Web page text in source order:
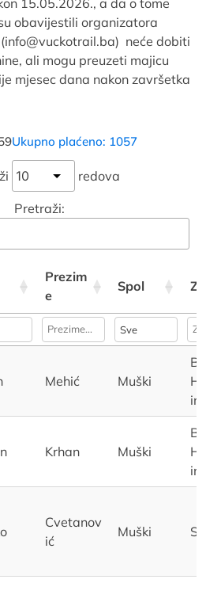
15.05.2026., a da o tome
obavijestili organizatora
neće dobiti
ali mogu preuzeti majicu
mjesec dana nakon završetka
Ukupno plaćeno: 1057
redova
Pretraži:
Prezim
e
Spol
Mehić Muški
ina
Krhan Muški
ina
Cvetanov
ić
Muški